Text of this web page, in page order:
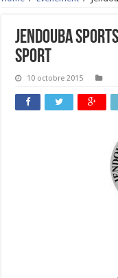
Jendouba
Sport
10 octobre 2015